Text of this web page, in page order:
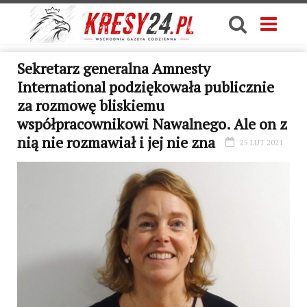
Sekretarz generalna Amnesty
International podziękowała publicznie
za rozmowę bliskiemu
współpracownikowi Nawalnego. Ale on z
nią nie rozmawiał i jej nie zna
25 LUT 2021